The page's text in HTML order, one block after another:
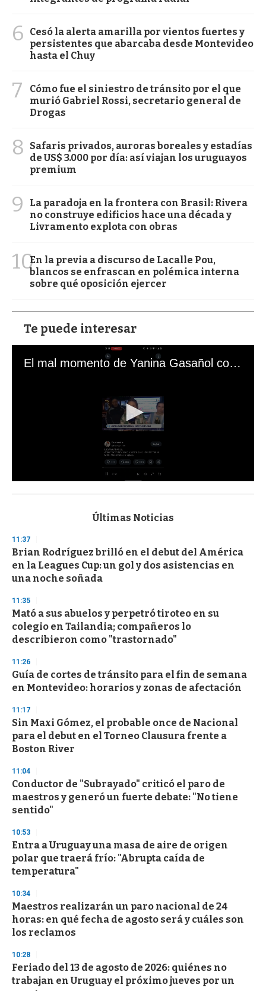
6
Cesó la alerta amarilla por vientos fuertes y
persistentes que abarcaba desde Montevideo
hasta el Chuy
7
Cómo fue el siniestro de tránsito por el que
murió Gabriel Rossi, secretario general de
Drogas
8
Safaris privados, auroras boreales y estadías
de US$ 3.000 por día: así viajan los uruguayos
premium
9
La paradoja en la frontera con Brasil: Rivera
no construye edificios hace una década y
Livramento explota con obras
10En la previa a discurso de Lacalle Pou,
blancos se enfrascan en polémica interna
sobre qué oposición ejercer
Te puede interesar
El mal momento de Yanina Gasañol con un hincha argentino en "Subrayado"
s
d
s
o
f
3
s
e
c
o
n
Últimas Noticias
11:37
Brian Rodríguez brilló en el debut del América
en la Leagues Cup: un gol y dos asistencias en
una noche soñada
11:35
Mató a sus abuelos y perpetró tiroteo en su
colegio en Tailandia; compañeros lo
describieron como "trastornado"
11:26
Guía de cortes de tránsito para el fin de semana
en Montevideo: horarios y zonas de afectación
11:17
Sin Maxi Gómez, el probable once de Nacional
para el debut en el Torneo Clausura frente a
Boston River
11:04
Conductor de "Subrayado" criticó el paro de
maestros y generó un fuerte debate: "No tiene
sentido"
10:53
Entra a Uruguay una masa de aire de origen
polar que traerá frío: "Abrupta caída de
temperatura"
10:34
Maestros realizarán un paro nacional de 24
horas: en qué fecha de agosto será y cuáles son
los reclamos
10:28
Feriado del 13 de agosto de 2026: quiénes no
trabajan en Uruguay el próximo jueves por un